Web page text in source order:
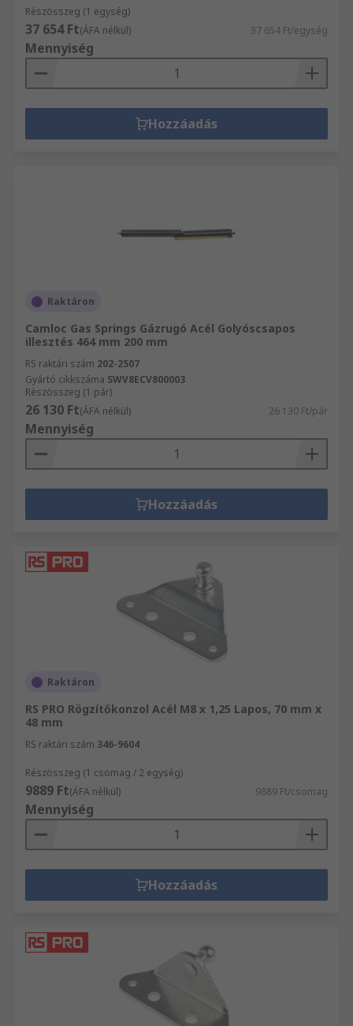
Részösszeg (1 egység)
37 654 Ft(ÁFA nélkül) 37 654 Ft/egység
Mennyiség
Hozzáadás
Raktáron
Camloc Gas Springs Gázrugó Acél Golyóscsapos
illesztés 464 mm 200 mm
RS raktári szám 202-2507
Gyártó cikkszáma SWV8ECV800003
Részösszeg (1 pár)
26 130 Ft(ÁFA nélkül) 26 130 Ft/pár
Mennyiség
Hozzáadás
Raktáron
RS PRO Rögzítőkonzol Acél M8 x 1,25 Lapos, 70 mm x
48 mm
RS raktári szám 346-9604
Részösszeg (1 csomag / 2 egység)
9889 Ft(ÁFA nélkül) 9889 Ft/csomag
Mennyiség
Hozzáadás